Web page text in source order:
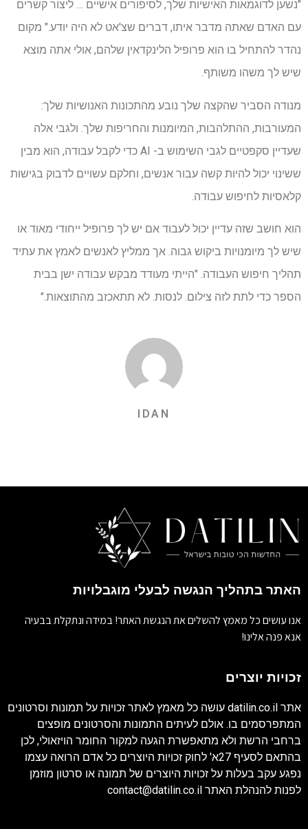
"נשען לדוגמאות האישיות שלך, לסיפורים אישיים … ליצור קשרים
עם האדם שאתה מדבר איתו, דברים שצ'אט לא היה יודע." מקום
נהדר להתחיל בו הוא פרופיל הלינקדאין שלהם, אולי אתה מוצא
שיש לך משהו משותף.
מנודה הסביר שהקצה שלך נובע מהתכונות האנושיות שלך:
המעורבות, ההתלהבות, המיומנות והחריפות שלך. ולגבי אלה
שעדיין סקפטיים לגבי השימוש ב- AI כדי לקבל עבודה, הוא מבין
ששינוי יכול להיות קשה עבור אנשים, וחלקם עשויים לדבוק בגישות
קלאסיות לחיפוש עבודה.
הוא חושב שזה עדיין יכול לעבוד אם יש לך פרופיל ייחודי מאוד או
שיש לך מיומנויות ביקוש גבוה. אך ממליץ לאנשים לאמץ את עתיד
תהליך חיפוש העבודה. "הייתי מעודד מבקש עבודה ישן בבית
הספר כדי לתת לזה צילום. לנסות. לא תתאכזב מהתוצאות."
IDAN
האתר בתהליך הנגשה לבעלי מוגבלויות
אנו עושים כל מאמץ להשלים את הנגשת האתר! במידה ונתקלת בבעיה
אנא פנה אלינו!
זכויות יוצרים
אתר datilin.co.il עושה כל מאמץ לאתר זכויות על תמונות וסרטונים
המתפרסמים בו. אולם לעיתים התמונות והסרטונים מופצים
ברחבי הרשת ולא מתאפשרת הגעה למקור החומר הויזאולי, לכן
בהתאם לסעיף 27א' לחוק זכויות היוצרים כל אדם הרואה עצמו
נפגע עקב בעלות על זכויות היוצרים של תמונה או סרטון מוזמן
לפנות להנהלת האתר contact@datilin.co.il